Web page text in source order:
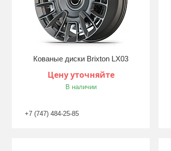
Кованые диски Brixton LX03
Цену уточняйте
В наличии
+7 (747) 484-25-85